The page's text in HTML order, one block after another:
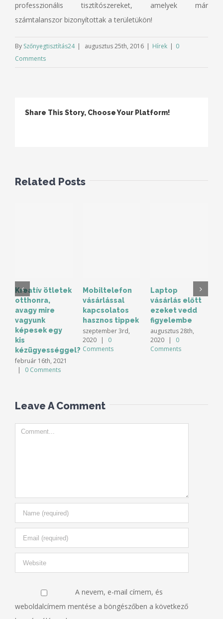
professzionális tisztítószereket, amelyek már
számtalanszor bizonyítottak a területükön!
By Szőnyegtisztítás24 | augusztus 25th, 2016 | Hírek | 0
Comments
Share This Story, Choose Your Platform!
Related Posts
Kreatív ötletek
otthonra,
avagy mire
vagyunk
képesek egy
kis
kézügyességgel?
február 16th, 2021
|
0 Comments
Mobiltelefon
vásárlással
kapcsolatos
hasznos tippek
szeptember 3rd,
2020
|
0
Comments
Laptop
vásárlás előtt
ezeket vedd
figyelembe
augusztus 28th,
2020
|
0
Comments
Leave A Comment
Comment
A nevem, e-mail címem, és
weboldalcímem mentése a böngészőben a következő